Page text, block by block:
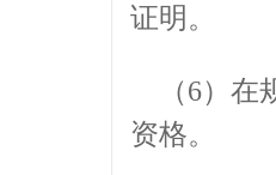
证明。
（6）
资格。